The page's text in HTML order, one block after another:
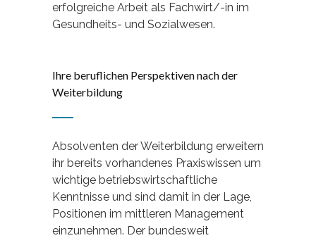
erfolgreiche Arbeit als Fachwirt/-in im
Gesundheits- und Sozialwesen.
Ihre beruflichen Perspektiven nach der
Weiterbildung
Absolventen der Weiterbildung erweitern
ihr bereits vorhandenes Praxiswissen um
wichtige betriebswirtschaftliche
Kenntnisse und sind damit in der Lage,
Positionen im mittleren Management
einzunehmen. Der bundesweit